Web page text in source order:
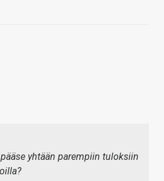
yhtään parempiin tuloksiin